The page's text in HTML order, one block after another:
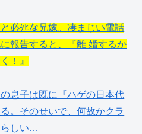
必ﾀﾋな兄嫁。凄まじい電話
報告すると、『離 婚するか
！』
息子は既に『ハゲの日本代
。そのせいで、何故かクラ
らしい…